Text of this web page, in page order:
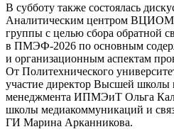
В субботу также состоялась
Аналитическим центром ВЦИОМ,
группы с целью сбора обратной
в ПМЭФ-2026 по основным
и организационным аспектам
От Политехнического
участие директор Высшей школы
менеджмента ИПМЭиТ Ольга
школы медиакоммуникаций и
ГИ Марина Арканникова.